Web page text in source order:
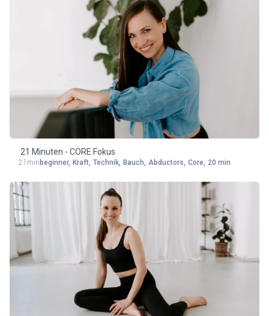
21 Minuten - CORE Fokus
21min beginner, Kraft, Technik, Bauch, Abductors, Core, 20 min